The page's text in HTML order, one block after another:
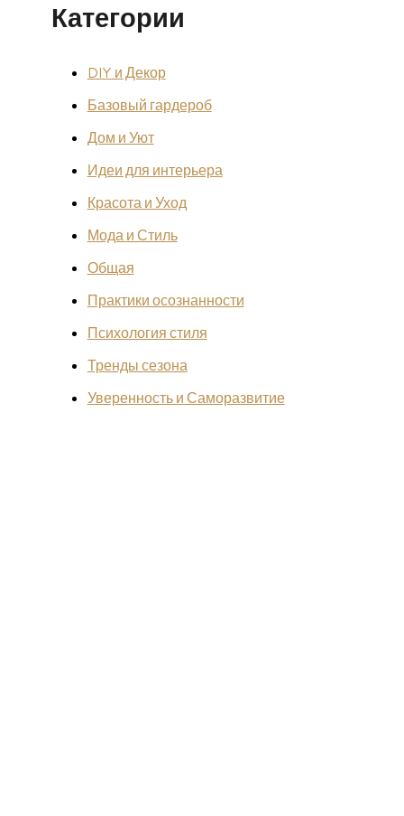
Категории
DIY и Декор
Базовый гардероб
Дом и Уют
Идеи для интерьера
Красота и Уход
Мода и Стиль
Общая
Практики осознанности
Психология стиля
Тренды сезона
Уверенность и Саморазвитие